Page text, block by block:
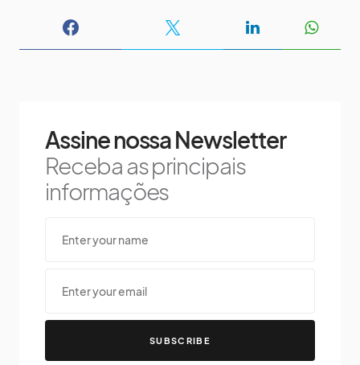
Assine nossa Newsletter
Receba as principais
informações
SUBSCRIBE